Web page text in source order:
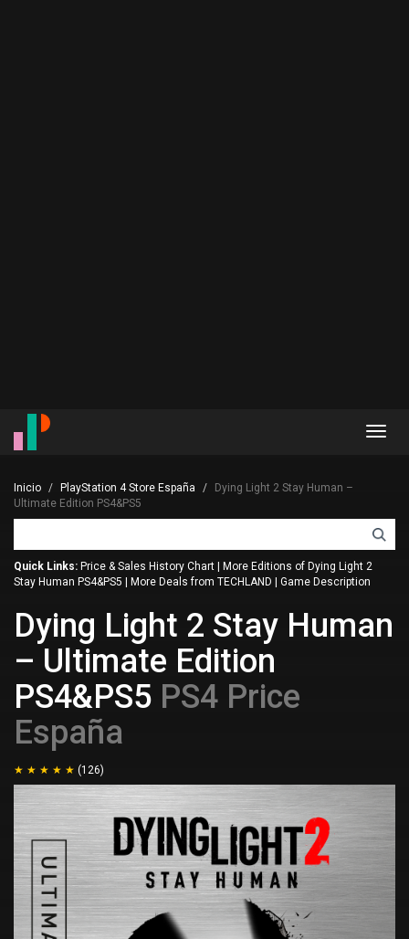
Inicio PlayStation 4 Store España
Dying Light 2 Stay Human –
Ultimate Edition PS4&PS5
Quick Links: Price & Sales History Chart
More Editions of Dying Light 2
Stay Human PS4&PS5
More Deals from TECHLAND Game Description
Dying Light 2 Stay Human
– Ultimate Edition
PS4&PS5 PS4 Price
España
(126)